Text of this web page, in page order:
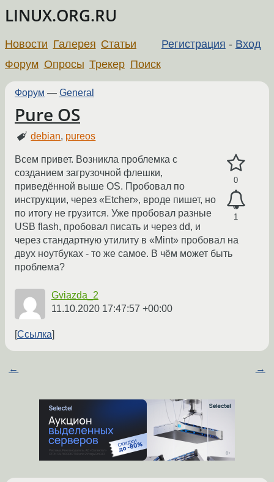
LINUX.ORG.RU
Регистрация - Вход
Новости Галерея Статьи
Форум Опросы Трекер Поиск
Форум — General
Pure OS
debian, pureos
0
1
Всем привет. Возникла проблемка с
созданием загрузочной флешки,
приведённой выше OS. Пробовал по
инструкции, через «Etcher», вроде пишет, но
по итогу не грузится. Уже пробовал разные
USB flash, пробовал писать и через dd, и
через стандартную утилиту в «Mint» пробовал на
двух ноутбуках - то же самое. В чём может быть
проблема?
Gviazda_2
11.10.2020 17:47:57 +00:00
Ссылка
← →